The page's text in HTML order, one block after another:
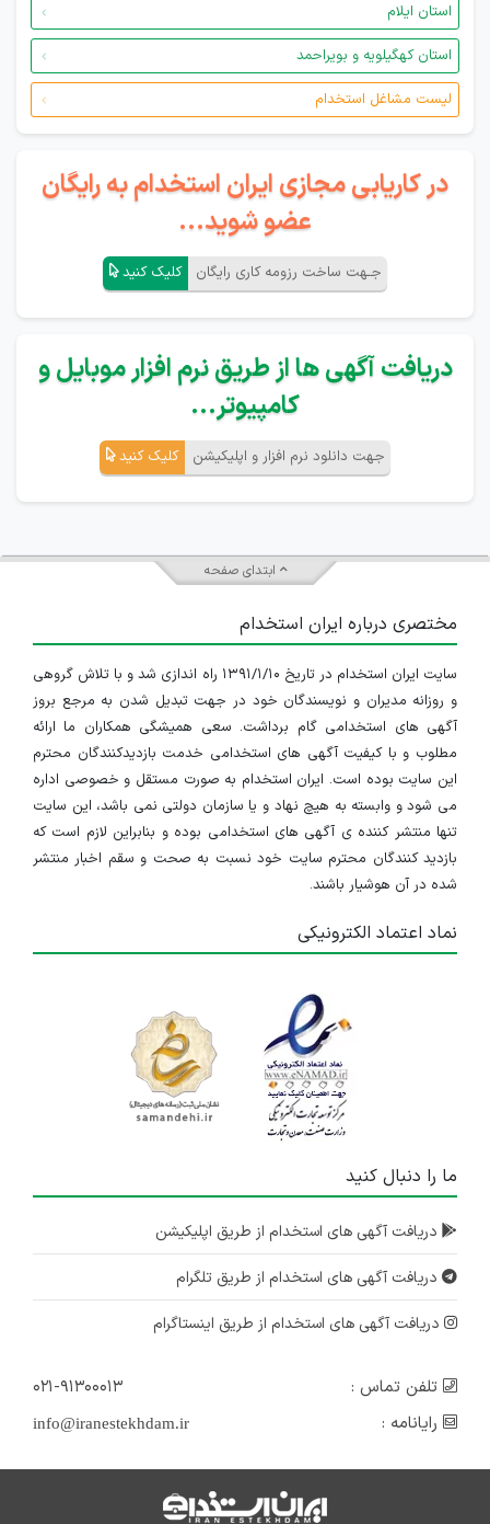
استان ایلام
استان کهگیلویه و بویراحمد
لیست مشاغل استخدام
در کاریابی مجازی ایران استخدام به رایگان
عضو شوید...
جـهت ساخت رزومه کاری رایگان کلیک کنید
دریافت آگهی ها از طریق نرم افزار موبایل و
کامپیوتر...
جهت دانلود نرم افزار و اپلیکیشن کلیک کنید
ابتدای صفحه
مختصری درباره ایران استخدام
سایت ایران استخدام در تاریخ ۱۳۹۱/۱/۱۰ راه اندازی شد و با تلاش گروهی
و روزانه مدیران و نویسندگان خود در جهت تبدیل شدن به مرجع بروز
آگهی های استخدامی گام برداشت. سعی همیشگی همکاران ما ارائه
مطلوب و با کیفیت آگهی های استخدامی خدمت بازدیدکنندگان محترم
این سایت بوده است. ایران استخدام به صورت مستقل و خصوصی اداره
می شود و وابسته به هیچ نهاد و یا سازمان دولتی نمی باشد، این سایت
تنها منتشر کننده ی آگهی های استخدامی بوده و بنابراین لازم است که
بازدید کنندگان محترم سایت خود نسبت به صحت و سقم اخبار منتشر
شده در آن هوشیار باشند.
نماد اعتماد الکترونیکی
ما را دنبال کنید
دریافت آگهی های استخدام از طریق اپلیکیشن
دریافت آگهی های استخدام از طریق تلگرام
دریافت آگهی های استخدام از طریق اینستاگرام
تلفن تماس :
۰۲۱-۹۱۳۰۰۰۱۳
رایانامه :
info@iranestekhdam.ir